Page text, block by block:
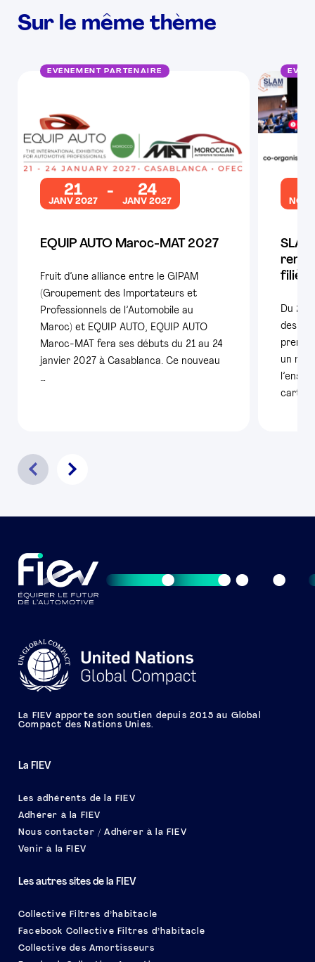
Sur le même thème
EVÉNEMENT PARTENAIRE
21
JANV 2027
24
JANV 2027
EQUIP AUTO Maroc-MAT 2027
Fruit d’une alliance entre le GIPAM
(Groupement des Importateurs et
Professionnels de l’Automobile au
Maroc) et EQUIP AUTO, EQUIP AUTO
Maroc-MAT fera ses débuts du 21 au 24
janvier 2027 à Casablanca. Ce nouveau
…
NOV
Du 25
des
un
carte
La FIEV
Les adhérents de la FIEV
Adhérer à la FIEV
Nous contacter / Adhérer à la FIEV
Venir à la FIEV
Les autres sites de la FIEV
Collective Filtres d’habitacle
Facebook Collective Filtres d’habitacle
Collective des Amortisseurs
La FIEV apporte son soutien depuis 2015 au Global
Compact des Nations Unies.